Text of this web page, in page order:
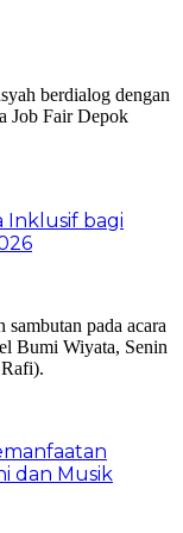
Inklusif bagi
dan Musik